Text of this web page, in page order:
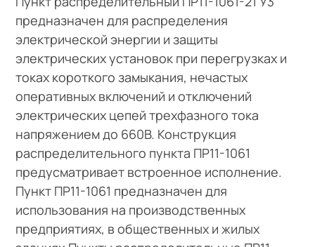
предназначен для распределения
электрической энергии и защиты
электрических установок при перегрузках и
токах короткого замыкания, нечастых
оперативных включений и отключений
электрических цепей трехфазного тока
напряжением до 660В. Конструкция
распределительного пункта ПР11-1061
предусматривает встроенное исполнение.
Пункт ПР11-1061 предназначен для
использования на производственных
предприятиях, в общественных и жилых